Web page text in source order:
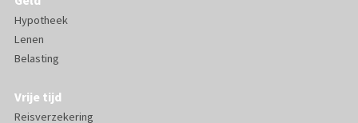
Hypotheek
Lenen
Belasting
Vrije tijd
Reisverzekering